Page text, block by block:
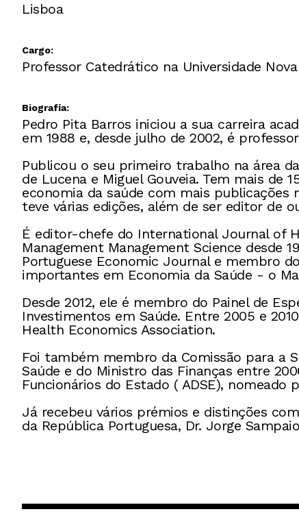
Lisboa
Cargo:
Professor Catedrático na Universidade
Biografía:
Pedro Pita Barros iniciou a sua carreira
em 1988 e, desde julho de 2002, é
Publicou o seu primeiro trabalho na área
de Lucena e Miguel Gouveia. Tem mais de
economia da saúde com mais
teve várias edições, além de ser editor de
É editor-chefe do International Journal of
Management Management Science desde
Portuguese Economic Journal e membro
importantes em Economia da Saúde - o
Desde 2012, ele é membro do Painel de
Investimentos em Saúde. Entre 2005 e
Health Economics Association.
Foi também membro da Comissão para a
Saúde e do Ministro das Finanças entre
Funcionários do Estado ( ADSE), nomeado
Já recebeu vários prémios e distinções
da República Portuguesa, Dr. Jorge